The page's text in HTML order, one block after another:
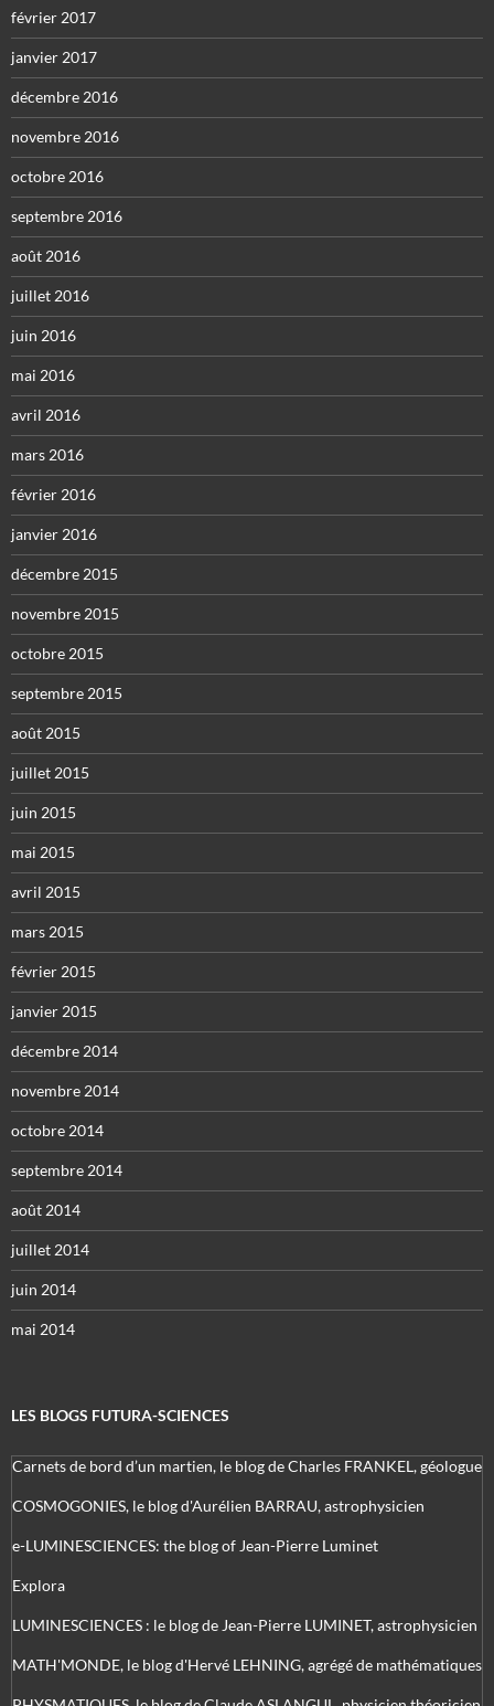
février 2017
janvier 2017
décembre 2016
novembre 2016
octobre 2016
septembre 2016
août 2016
juillet 2016
juin 2016
mai 2016
avril 2016
mars 2016
février 2016
janvier 2016
décembre 2015
novembre 2015
octobre 2015
septembre 2015
août 2015
juillet 2015
juin 2015
mai 2015
avril 2015
mars 2015
février 2015
janvier 2015
décembre 2014
novembre 2014
octobre 2014
septembre 2014
août 2014
juillet 2014
juin 2014
mai 2014
LES BLOGS FUTURA-SCIENCES
Carnets de bord d’un martien, le blog de Charles FRANKEL, géologue
COSMOGONIES, le blog d'Aurélien BARRAU, astrophysicien
e-LUMINESCIENCES: the blog of Jean-Pierre Luminet
Explora
LUMINESCIENCES : le blog de Jean-Pierre LUMINET, astrophysicien
MATH'MONDE, le blog d'Hervé LEHNING, agrégé de mathématiques